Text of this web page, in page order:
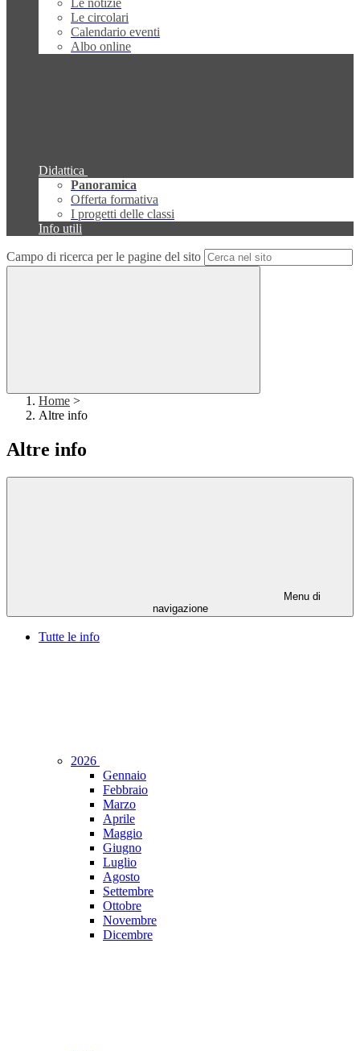
Le notizie
Le circolari
Calendario eventi
Albo online
Didattica
Panoramica
Offerta formativa
I progetti delle classi
Info utili
Campo di ricerca per le pagine del sito
Home >
Altre info
Altre info
Menu di
navigazione
Tutte le info
2026
Gennaio
Febbraio
Marzo
Aprile
Maggio
Giugno
Luglio
Agosto
Settembre
Ottobre
Novembre
Dicembre